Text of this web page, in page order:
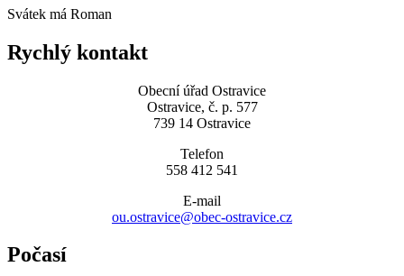
Svátek má Roman
Rychlý kontakt
Obecní úřad Ostravice
Ostravice, č. p. 577
739 14 Ostravice
Telefon
558 412 541
E-mail
ou.ostravice@obec-ostravice.cz
Počasí